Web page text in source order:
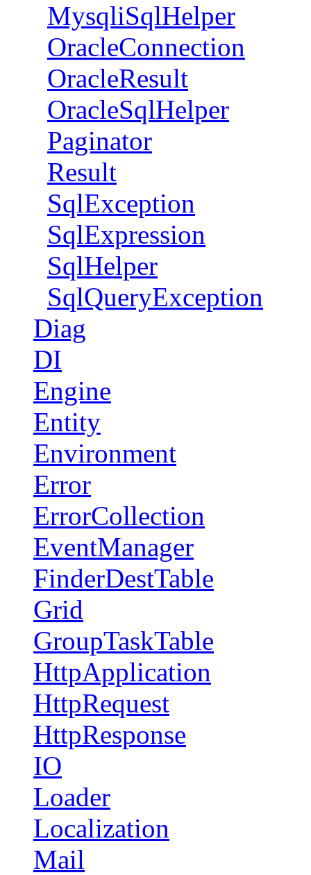
MysqliSqlHelper
OracleConnection
OracleResult
OracleSqlHelper
Paginator
Result
SqlException
SqlExpression
SqlHelper
SqlQueryException
Diag
DI
Engine
Entity
Environment
Error
ErrorCollection
EventManager
FinderDestTable
Grid
GroupTaskTable
HttpApplication
HttpRequest
HttpResponse
IO
Loader
Localization
Mail